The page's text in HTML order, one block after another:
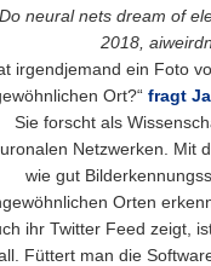
neural nets dream of
2018,
irgendjemand ein Foto
Ort?“ fragt
Sie forscht als
Netzwerken. Mit
wie gut
Orten
ihr Twitter Feed zeigt,
Füttert man die